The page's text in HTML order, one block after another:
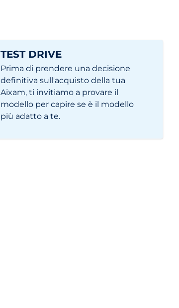
TEST DRIVE
Prima di prendere una decisione
definitiva sull'acquisto della tua
Aixam, ti invitiamo a provare il
modello per capire se è il modello
più adatto a te.